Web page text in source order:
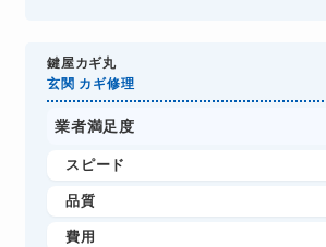
鍵屋カギ丸
玄関 カギ修理
業者満足度
スピード
品質
費用